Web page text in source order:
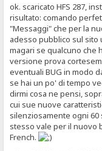
ok. scaricato HFS 287,
risultato: comando
"Messaggi" che per la
adesso pubblico sul sito
magari se qualcuno che
versione prova
eventuali BUG in modo
se hai un po' di tempo
dirmi cosa ne pensi,
cui sue nuove
silenziosamente ogni 60
stesso vale per il nuovo
French.